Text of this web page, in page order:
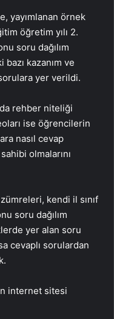
yayımlanan örnek
öğretim yılı 2.
soru dağılım
kazanım ve
yer verildi.
rehber niteliği
ise öğrencilerin
nasıl cevap
olmalarını
kendi il sınıf
soru dağılım
yer alan soru
cevaplı sorulardan
internet sitesi